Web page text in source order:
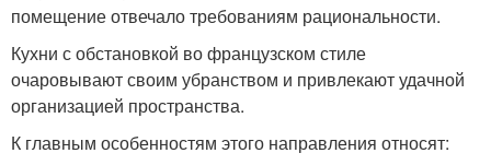
помещение отвечало требованиям рациональности.
Кухни с обстановкой во французском стиле
очаровывают своим убранством и привлекают удачной
организацией пространства.
К главным особенностям этого направления относят: